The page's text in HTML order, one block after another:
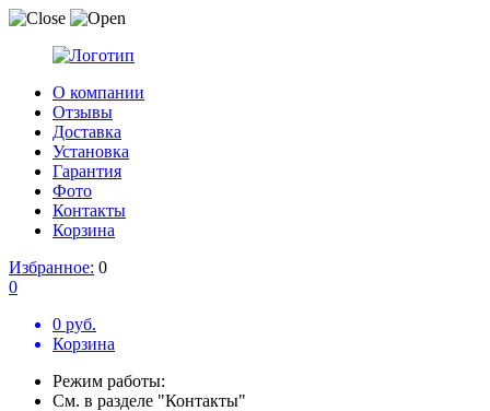
О компании
Отзывы
Доставка
Установка
Гарантия
Фото
Контакты
Корзина
Избранное: 0
0
0 руб.
Корзина
Режим работы:
См. в разделе "Контакты"